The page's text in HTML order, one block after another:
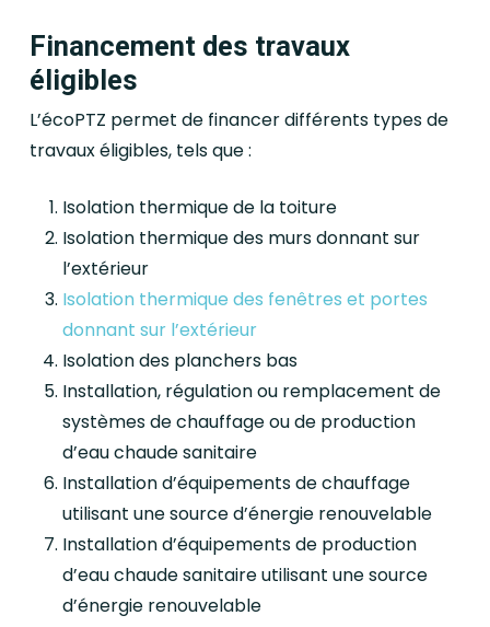
Financement des travaux
éligibles
L’écoPTZ permet de financer différents types de
travaux éligibles, tels que :
Isolation thermique de la toiture
Isolation thermique des murs donnant sur
l’extérieur
Isolation thermique des fenêtres et portes
donnant sur l’extérieur
Isolation des planchers bas
Installation, régulation ou remplacement de
systèmes de chauffage ou de production
d’eau chaude sanitaire
Installation d’équipements de chauffage
utilisant une source d’énergie renouvelable
Installation d’équipements de production
d’eau chaude sanitaire utilisant une source
d’énergie renouvelable